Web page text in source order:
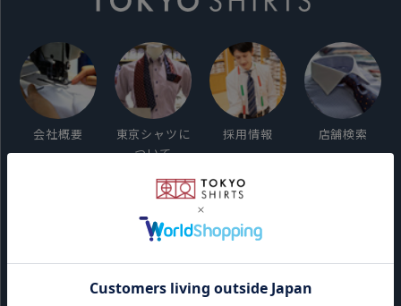
会社概要
東京シャツに
ついて
採用情報 店舗検索
サイト利用規約